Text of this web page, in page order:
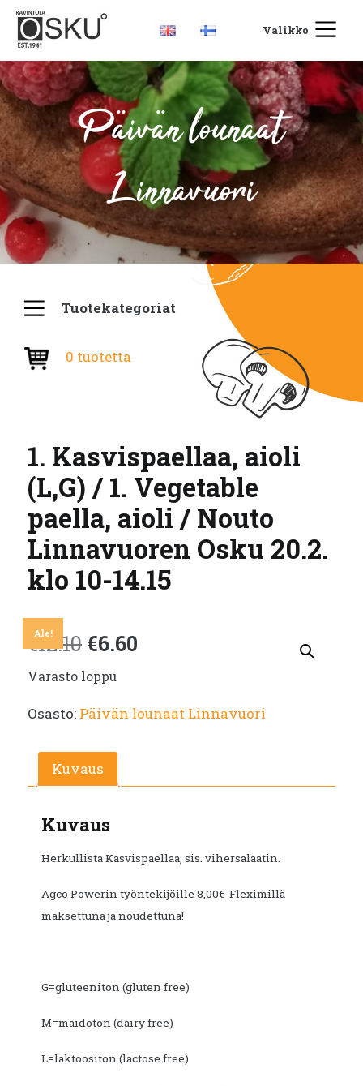
Valikko
Päivän lounaat
Linnavuori
Tuotekategoriat
0 tuotetta
1. Kasvispaellaa, aioli
(L,G) / 1. Vegetable
paella, aioli / Nouto
Linnavuoren Osku 20.2.
klo 10-14.15
Ale!
€12.10 Alkuperäinen
hinta
oli:
€12.10.
€6.60
on:
Varasto loppu
Osasto: Päivän lounaat Linnavuori
Kuvaus
Kuvaus
Herkullista Kasvispaellaa, sis. vihersalaatin.
Agco Powerin työntekijöille 8,00€ Fleximillä
maksettuna ja noudettuna!
G=gluteeniton (gluten free)
M=maidoton (dairy free)
L=laktoositon (lactose free)